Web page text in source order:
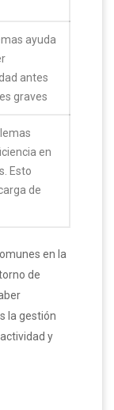
ayuda
antes
graves
en
Esto
de
en la
de
la gestión
y